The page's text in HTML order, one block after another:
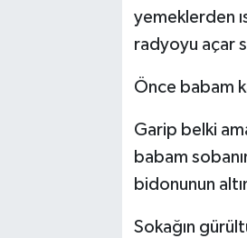
yemeklerden
radyoyu açar
Önce babam
Garip belki
babam
bidonunun
Sokağın